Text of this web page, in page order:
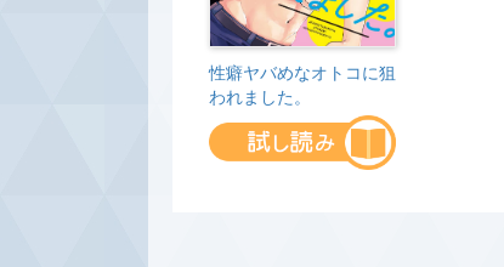
性癖ヤバめなオトコに狙
われました。